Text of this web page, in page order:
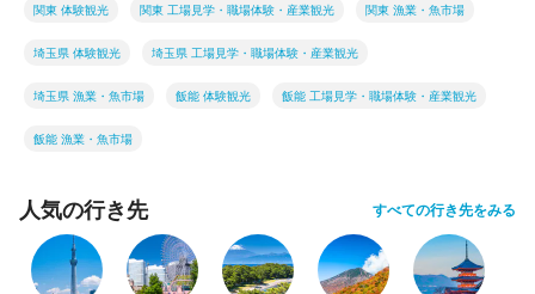
関東 体験観光 関東 工場見学・職場体験・産業観光 関東 漁業・魚市場
埼玉県 体験観光 埼玉県 工場見学・職場体験・産業観光
埼玉県 漁業・魚市場 飯能 体験観光 飯能 工場見学・職場体験・産業観光
飯能 漁業・魚市場
人気の行き先 すべての行き先をみる